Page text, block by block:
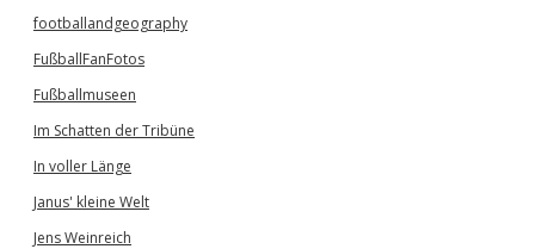
footballandgeography
FußballFanFotos
Fußballmuseen
Im Schatten der Tribüne
In voller Länge
Janus' kleine Welt
Jens Weinreich